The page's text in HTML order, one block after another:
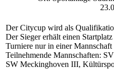
Der Citycup wird als
Der Sieger erhält einen
Turniere nur in einer
Teilnehmende Mannschaften:
SW Meckinghoven III,